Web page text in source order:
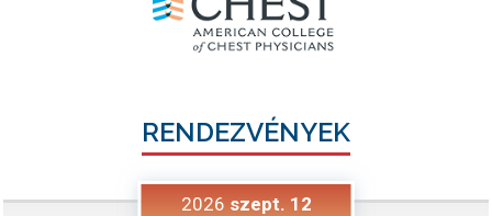
RENDEZVÉNYEK
2026 szept. 12